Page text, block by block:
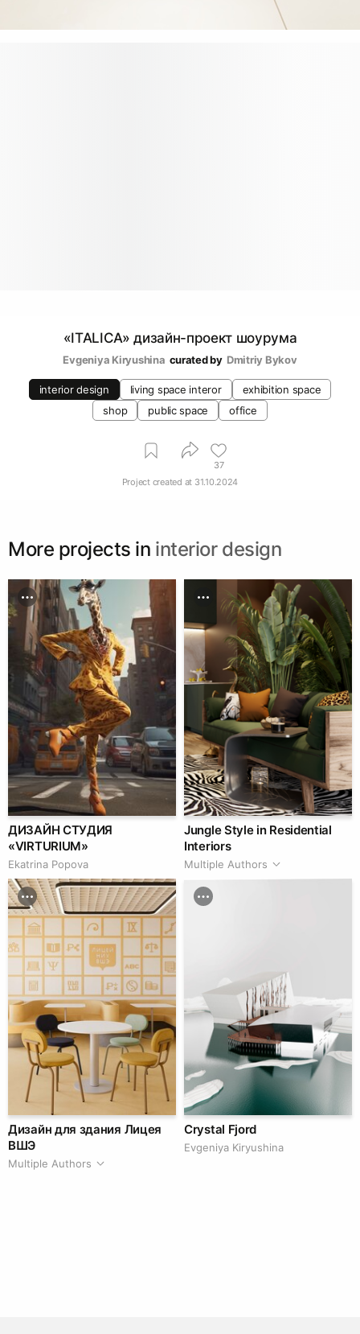
«ITALICA» дизайн-проект шоурума
Evgeniya Kiryushina curated by Dmitriy Bykov
interior design living space interor
exhibition space
shop
public space office
37
Project created at 31.10.2024
More projects in interior design
ДИЗАЙН СТУДИЯ
«VIRTURIUM»
Ekatrina Popova
Jungle Style in Residential
Interiors
Multiple Authors
Дизайн для здания Лицея
ВШЭ
Multiple Authors
Crystal Fjord
Evgeniya Kiryushina